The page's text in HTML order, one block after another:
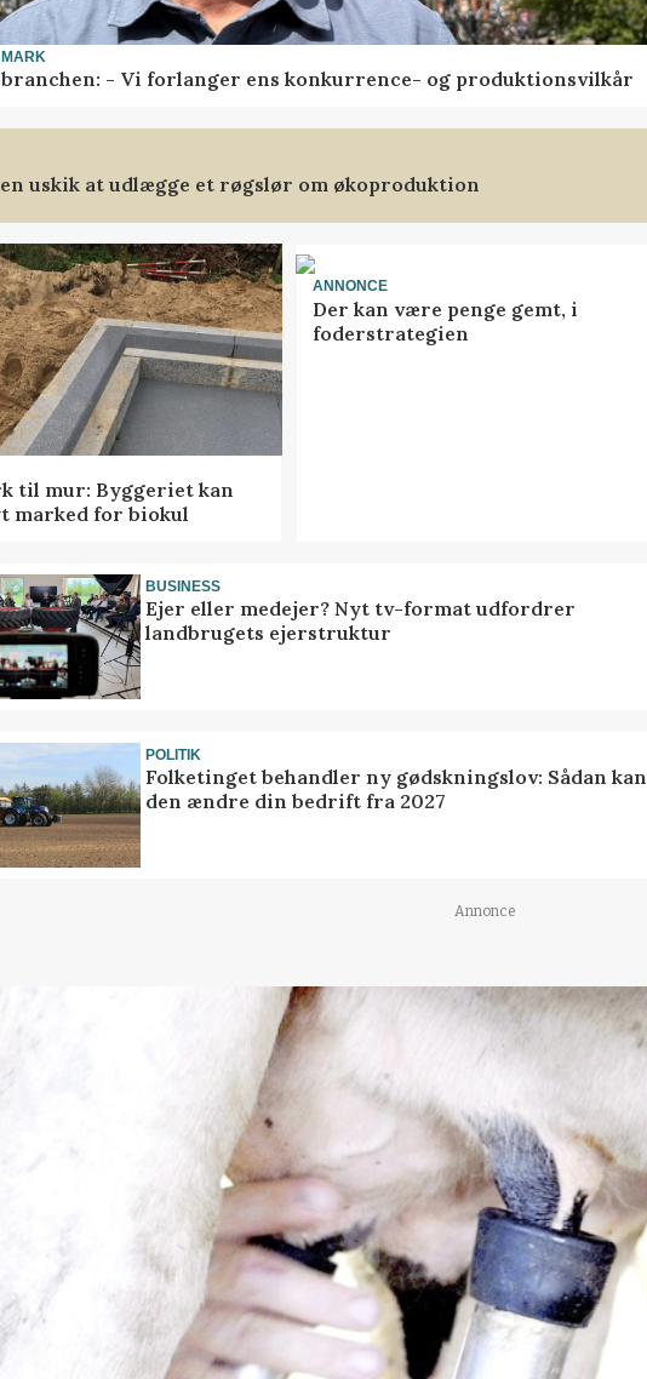
- Vi forlanger ens konkurrence- og produktionsvilkår
uskik at udlægge et røgslør om økoproduktion
til mur: Byggeriet kan
marked for biokul
ANNONCE
Der kan være penge gemt, i
foderstrategien
BUSINESS
Ejer eller medejer? Nyt tv-format udfordrer
landbrugets ejerstruktur
POLITIK
Folketinget behandler ny gødskningslov: Sådan kan
den ændre din bedrift fra 2027
Annonce